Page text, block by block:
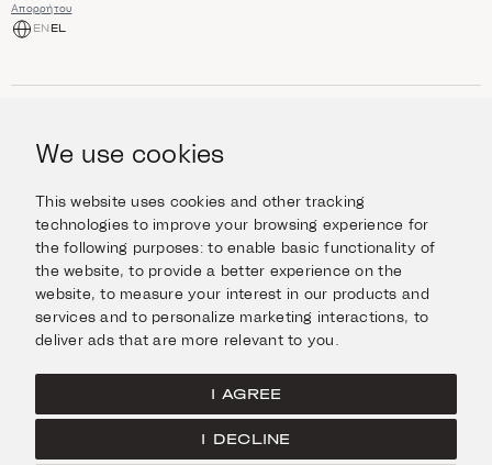
We use cookies
This website uses cookies and other tracking
technologies to improve your browsing experience for
the following purposes:to enable basic functionality of
the website,to provide a better experience on the
website,to measure your interest in our products and
services and to personalize marketing interactions, to
deliver ads that are more relevant to you
I AGREE
I DECLINE
Απορρήτου
EN EL
Κοσμήματα
Ρολόγια
Ταξιδέψτε με Στυλ
ΠΛΗΡΟΦΟΡΊΕΣ
Βοήθεια και Ερωτήσεις
Αποστολές και επιστροφές
Επικοινωνήστε μαζί μας
ΣΧΕΤΙΚΆ ΜΕ ΕΜΆΣ
Η οικογένεια Ιμάνογλου
Τα καταστήματά μας
Facebook
Instagram
ΝΟΜΙΚΆ
Όροι χρήσης
Πολιτική Cookies